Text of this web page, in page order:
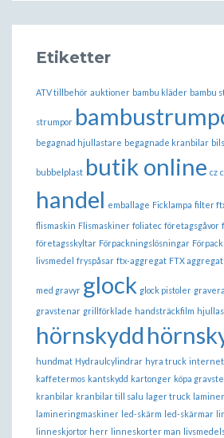
Etiketter
ATV tillbehör auktioner bambu kläder bambu
strumpor
begagnad hjullastare begagnade kranbilar
bubbelplast butik online cz
handel emballage Ficklampa filter
flismaskin Flismaskiner foliatec företagsgåvor
företagsskyltar Förpackningslösningar
livsmedel fryspåsar ftx-aggregat FTX aggregat
med gravyr glock glock pistoler
gravstenar grillförklade handsträckfilm
hörnskydd
hundmat Hydraulcylindrar hyra truck internet
kaffetermos kantskydd kartonger köpa
kranbilar kranbilar till salu lager truck
lamineringmaskiner led-skärm led-skärmar
linneskjortor herr linneskorter man